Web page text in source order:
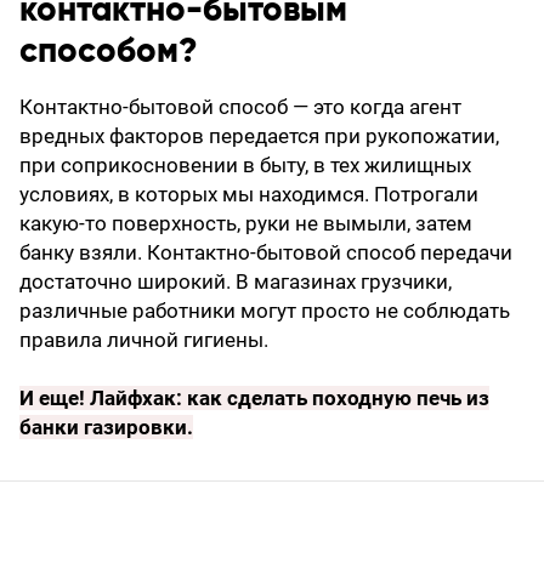
контактно-бытовым
способом?
Контактно-бытовой способ — это когда агент
вредных факторов передается при рукопожатии,
при соприкосновении в быту, в тех жилищных
условиях, в которых мы находимся. Потрогали
какую-то поверхность, руки не вымыли, затем
банку взяли. Контактно-бытовой способ передачи
достаточно широкий. В магазинах грузчики,
различные работники могут просто не соблюдать
правила личной гигиены.
И еще! Лайфхак: как сделать походную печь из
банки газировки.